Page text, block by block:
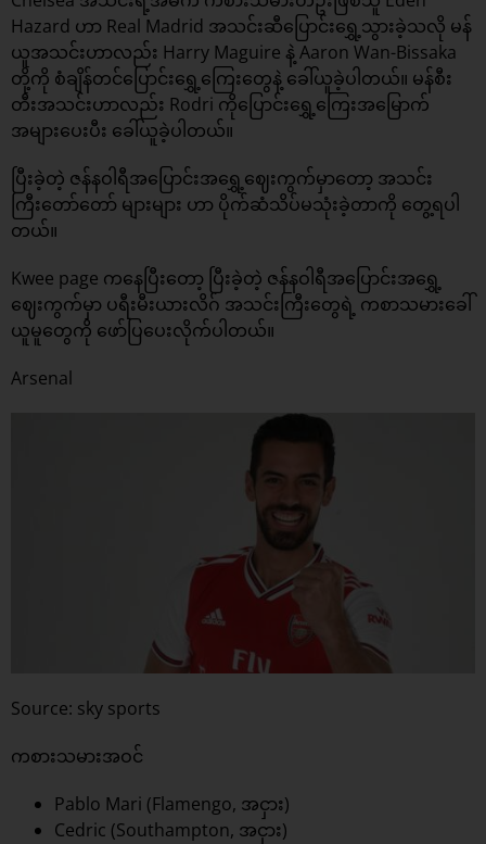
Hazard ဟာ Real Madrid အသင်းဆီပြောင်းရွှေ့သွားခဲ့သလို မန်
ယူအသင်းဟာလည်း Harry Maguire နဲ့ Aaron Wan-Bissaka
တို့ကို စံချိန်တင်ပြောင်းရွှေ့ကြေးတွေနဲ့ ခေါ်ယူခဲ့ပါတယ်။ မန်စီး
တီးအသင်းဟာလည်း Rodri ကိုပြောင်းရွှေ့ကြေးအမြောက်
အများပေးပီး ခေါ်ယူခဲ့ပါတယ်။
ပြီးခဲ့တဲ့ ဇန်နဝါရီအပြောင်းအရွှေ့ဈေးကွက်မှာတော့ အသင်း
ကြီးတော်တော် များများ ဟာ ပိုက်ဆံသိပ်မသုံးခဲ့တာကို တွေ့ရပါ
တယ်။
Kwee page ကနေပြီးတော့ ပြီးခဲ့တဲ့ ဇန်နဝါရီအပြောင်းအရွှေ့
ဈေးကွက်မှာ ပရီးမီးယားလိဂ် အသင်းကြီးတွေရဲ့ ကစာသမားခေါ်
ယူမူတွေကို ဖော်ပြပေးလိုက်ပါတယ်။
Arsenal
Source: sky sports
ကစားသမားအဝင်
Pablo Mari (Flamengo, အငှား)
Cedric (Southampton, အငှား)